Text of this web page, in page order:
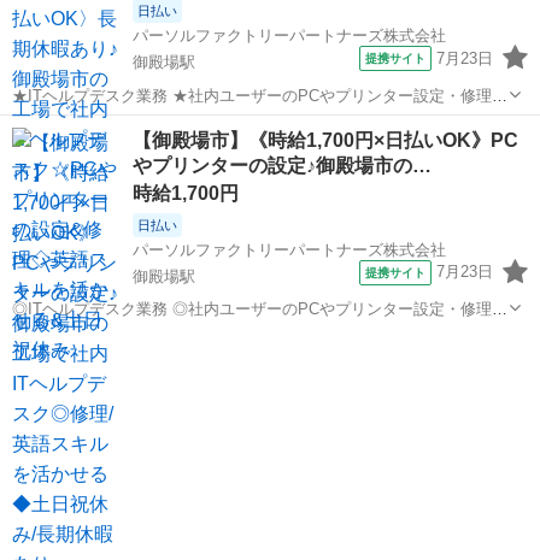
日払い
パーソルファクトリーパートナーズ株式会社
御殿場駅
提携サイト 7月23日
★ITヘルプデスク業務 ★社内ユーザーのPCやプリンター設定・修理な
どをおまかせします ・パソコンやプリンターの管理、ネットワークや
サーバーの運用など ★ITの運用業務の経験が活かせます ※英語の会話
や読み書きができる方歓迎...
静岡 御殿場市 御殿場駅 その他
【御殿場市】《時給1,700円×日払いOK》PC
やプリンターの設定♪御殿場市の…
時給1,700円
日払い
パーソルファクトリーパートナーズ株式会社
御殿場駅
提携サイト 7月23日
◎ITヘルプデスク業務 ◎社内ユーザーのPCやプリンター設定・修理な
どをお任せいたします ・パソコンやプリンターの管理、ネットワーク
やサーバーの運用など ◎ITの運用業務の経験が活かせます ※英語の会
話や読み書きができる方歓...
静岡 御殿場市